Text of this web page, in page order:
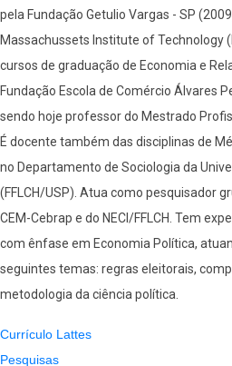
pela Fundação Getulio Vargas - SP
Massachussets Institute of Technology
cursos de graduação de Economia e
Fundação Escola de Comércio Álvares
sendo hoje professor do Mestrado
É docente também das disciplinas de
no Departamento de Sociologia da
(FFLCH/USP). Atua como pesquisador
CEM-Cebrap e do NECI/FFLCH. Tem
com ênfase em Economia Política,
seguintes temas: regras eleitorais,
metodologia da ciência política.
Currículo Lattes
Pesquisas